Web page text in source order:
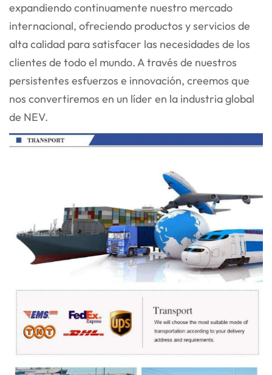
expandiendo continuamente nuestro mercado
internacional, ofreciendo productos y servicios de
alta calidad para satisfacer las necesidades de los
clientes de todo el mundo. A través de nuestros
persistentes esfuerzos e innovación, creemos que
nos convertiremos en un líder en la industria global
de NEV.